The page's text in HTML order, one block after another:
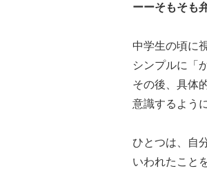
ーーそもそも
中学生の頃に
シンプルに「
その後、具体
意識するよう
ひとつは、自
いわれたこと